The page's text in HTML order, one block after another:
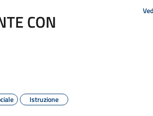
CON
Istruzione